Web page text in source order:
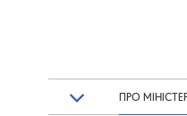
ПРО